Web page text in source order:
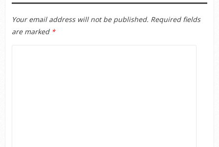
Your email address will not be published. Required fields
are marked *